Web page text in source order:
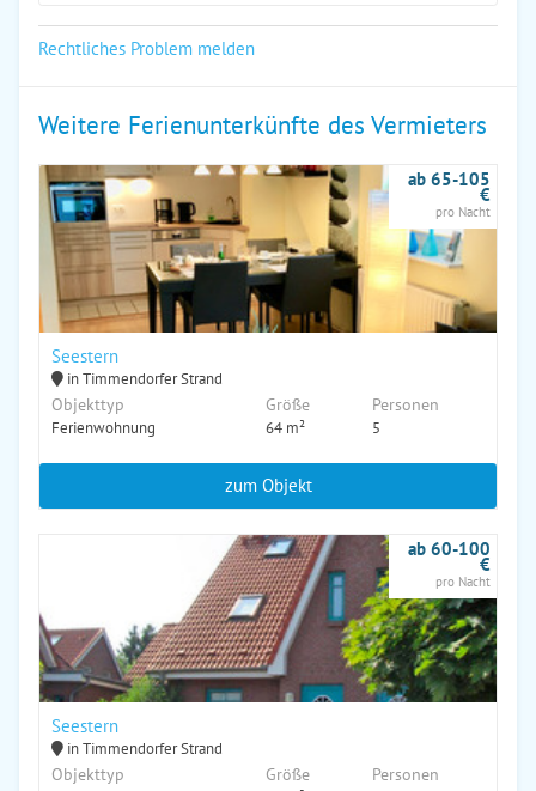
Rechtliches Problem melden
Weitere Ferienunterkünfte des Vermieters
Seestern
in Timmendorfer Strand
Objekttyp
Ferienwohnung
Größe
64 m²
Personen
5
ab 65-105
€
pro Nacht
zum Objekt
Seestern
in Timmendorfer Strand
Objekttyp Größe Personen
ab 60-100
€
pro Nacht